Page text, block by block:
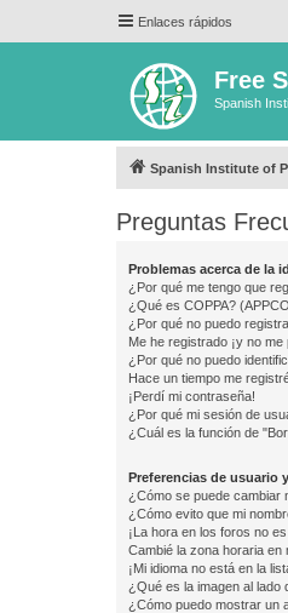
Enlaces rápidos
Free
Spanish
Spanish Institute of
Preguntas
Problemas acerca de la
¿Por qué me tengo que
¿Qué es COPPA?
¿Por qué no puedo
Me he registrado ¡y no me
¿Por qué no puedo
Hace un tiempo me
¡Perdí mi contraseña!
¿Por qué mi sesión de
¿Cuál es la función de
Preferencias de usuario
¿Cómo se puede cambiar
¿Cómo evito que mi
¡La hora en los foros no
Cambié la zona horaria en
¡Mi idioma no está en la
¿Qué es la imagen al lado
¿Cómo puedo mostrar un